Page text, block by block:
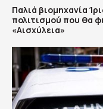
Παλιά βιομηχανία
πολιτισμού που θα
«Αισχύλεια»